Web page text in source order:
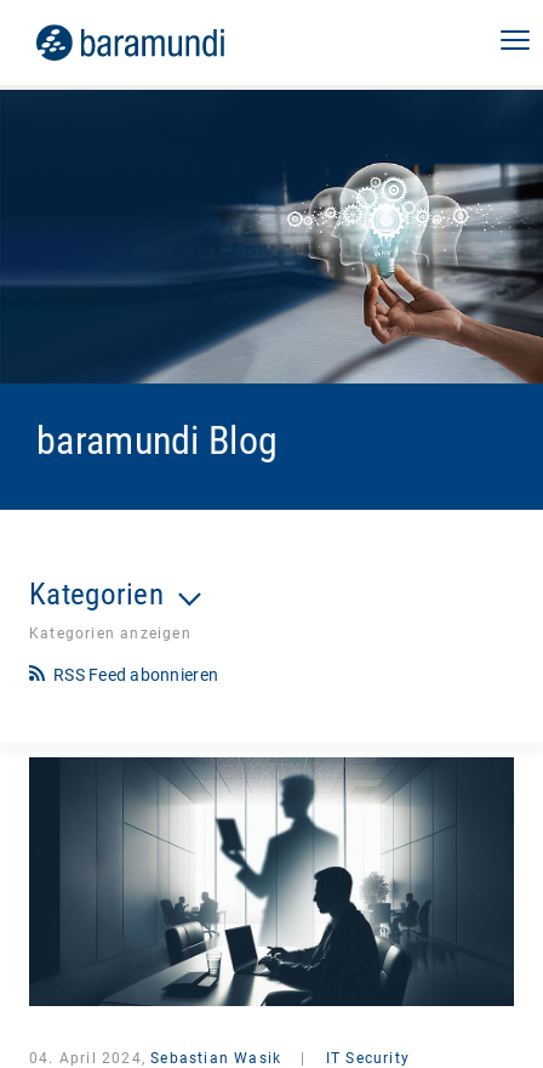
baramundi Blog
Kategorien
Kategorien anzeigen
RSS Feed abonnieren
04. April 2024,Sebastian Wasik IT Security